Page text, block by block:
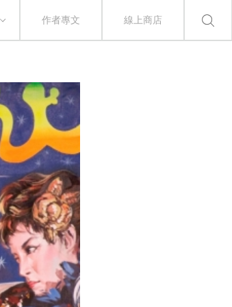
作者專文 線上商店